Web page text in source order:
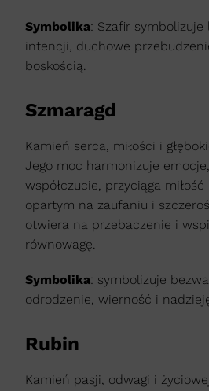
Symbolika: Szafir
intencji, duchowe
boskością.
Szmaragd
Kamień serca, miłości i
Jego moc harmonizuje
współczucie, przyciąga
opartym na zaufaniu i
otwiera na przebaczenie i
równowagę.
Symbolika: symbolizuje
odrodzenie, wierność i
Rubin
Kamień pasji, odwagi i